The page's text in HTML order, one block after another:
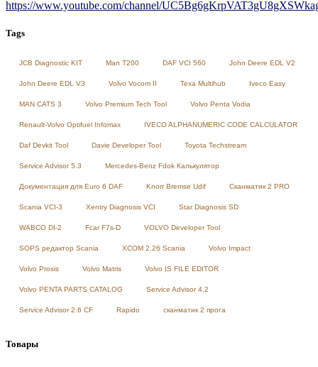
https://www.youtube.com/channel/
Tags
JCB Diagnostic KIT Man T200 DAF VCI 560 John Deere EDL V2
John Deere EDL V3 Volvo Vocom II Texa Multihub Iveco Easy
MAN CATS 3 Volvo Premium Tech Tool Volvo Penta Vodia
Renault-Volvo Optifuel Infomax IVECO ALPHANUMERIC CODE CALCULATOR
Daf Devkit Tool Davie Developer Tool Toyota Techstream
Service Advisor 5.3 Mercedes-Benz Fdok Калькулятор
Документация для Euro 6 DAF Knorr Bremse Udif Сканматик 2 PRO
Scania VCI-3 Xentry Diagnosis VCI Star Diagnosis SD
WABCO DI-2 Fcar F7s-D VOLVO Developer Tool
SOPS редактор Scania XCOM 2.26 Scania Volvo Impact
Volvo Prosis Volvo Matris Volvo IS FILE EDITOR
Volvo PENTA PARTS CATALOG Service Advisor 4.2
Service Advisor 2.6 CF Rapido сканматик 2 прога
Товары